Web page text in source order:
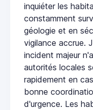
inquiéter les
constamment
géologie et en
vigilance accrue.
incident majeur
autorités locales
rapidement en
bonne
d'urgence. Les